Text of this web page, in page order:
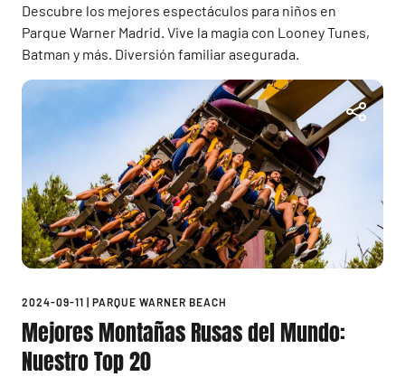
Descubre los mejores espectáculos para niños en
Parque Warner Madrid. Vive la magia con Looney Tunes,
Batman y más. Diversión familiar asegurada.
2024-09-11 | PARQUE WARNER BEACH
Mejores Montañas Rusas del Mundo:
Nuestro Top 20